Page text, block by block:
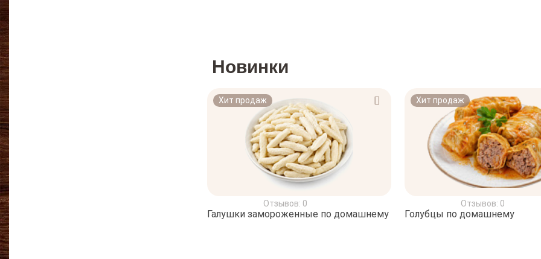
Новинки
Хит продаж
Отзывов: 0
Галушки замороженные по домашнему
Хит продаж
Отзывов: 0
Голубцы по домашнему